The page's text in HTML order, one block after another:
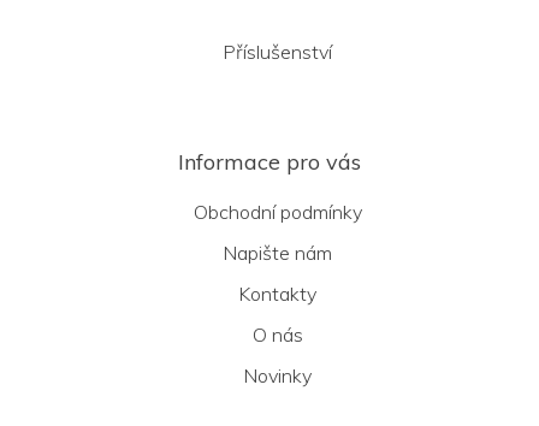
Příslušenství
Informace pro vás
Obchodní podmínky
Napište nám
Kontakty
O nás
Novinky